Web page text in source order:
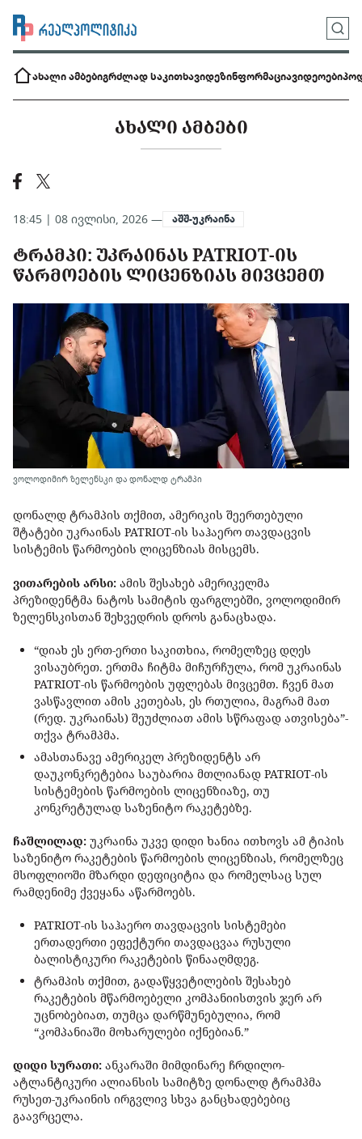
ახალი ამბებიგრძლად საკითხავიდეზინფორმაციავიდეოები
ᲐᲮᲐᲚᲘ ᲐᲛᲑᲔᲑᲘ
18:45 | 08 ივლისი, 2026 — აშშ-უკრაინა
ᲢᲠᲐᲛᲞᲘ: ᲣᲙᲠᲐᲘᲜᲐᲡ PATRIOT-ᲘᲡ
ᲬᲐᲠᲛᲝᲔᲑᲘᲡ ᲚᲘᲪᲔᲜᲖᲘᲐᲡ ᲛᲘᲕᲪᲔᲛᲗ
ვოლოდიმირ ზელენსკი და დონალდ ტრამპი
დონალდ ტრამპის თქმით, ამერიკის შეერთებული
შტატები უკრაინას PATRIOT-ის საჰაერო თავდაცვის
სისტემის წარმოების ლიცენზიას მისცემს.
ვითარების არსი: ამის შესახებ ამერიკელმა
პრეზიდენტმა ნატოს სამიტის ფარგლებში, ვოლოდიმირ
ზელენსკისთან შეხვედრის დროს განაცხადა.
“დიახ ეს ერთ-ერთი საკითხია, რომელზეც დღეს
ვისაუბრეთ. ერთმა ჩიტმა მიჩურჩულა, რომ უკრაინას
PATRIOT-ის წარმოების უფლებას მივცემთ. ჩვენ მათ
ვასწავლით ამის კეთებას, ეს რთულია, მაგრამ მათ
(რედ. უკრაინას) შეუძლიათ ამის სწრაფად ათვისება”-
თქვა ტრამპმა.
ამასთანავე ამერიკელ პრეზიდენტს არ
დაუკონკრეტებია საუბარია მთლიანად PATRIOT-ის
სისტემების წარმოების ლიცენზიაზე, თუ
კონკრეტულად საზენიტო რაკეტებზე.
ჩაშლილად: უკრაინა უკვე დიდი ხანია ითხოვს ამ ტიპის
საზენიტო რაკეტების წარმოების ლიცენზიას, რომელზეც
მსოფლიოში მზარდი დეფიციტია და რომელსაც სულ
რამდენიმე ქვეყანა აწარმოებს.
PATRIOT-ის საჰაერო თავდაცვის სისტემები
ერთადერთი ეფექტური თავდაცვაა რუსული
ბალისტიკური რაკეტების წინააღმდეგ.
ტრამპის თქმით, გადაწყვეტილების შესახებ
რაკეტების მწარმოებელი კომპანიისთვის ჯერ არ
უცნობებიათ, თუმცა დარწმუნებულია, რომ
“კომპანიაში მოხარულები იქნებიან.”
დიდი სურათი: ანკარაში მიმდინარე ჩრდილო-
ატლანტიკური ალიანსის სამიტზე დონალდ ტრამპმა
რუსეთ-უკრაინის ირგვლივ სხვა განცხადებებიც
გაავრცელა.